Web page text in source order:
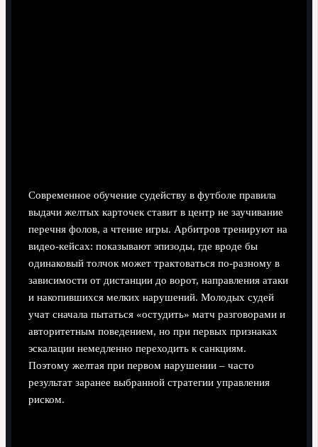
Современное обучение судейству в футболе правила
выдачи желтых карточек ставит в центр не заучивание
перечня фолов, а чтение игры. Арбитров тренируют на
видео‑кейсах: показывают эпизоды, где вроде бы
одинаковый толчок может трактоваться по‑разному в
зависимости от дистанции до ворот, направления атаки
и накопившихся мелких нарушений. Молодых судей
учат сначала пытаться «остудить» матч разговорами и
авторитетным поведением, но при первых признаках
эскалации немедленно переходить к санкциям.
Поэтому желтая при первом нарушении – часто
результат заранее выбранной стратегии управления
риском.